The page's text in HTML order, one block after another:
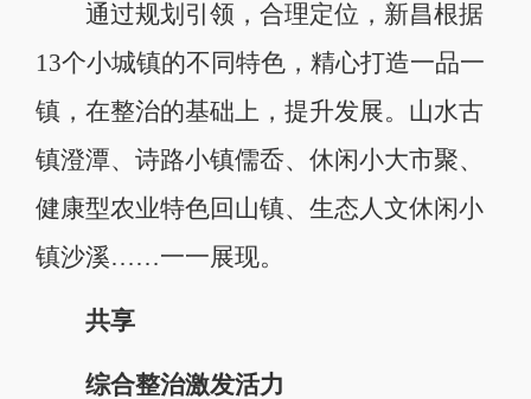
通过规划引领，合理定位，新昌根据
13个小城镇的不同特色，精心打造一品一
镇，在整治的基础上，提升发展。山水古
镇澄潭、诗路小镇儒岙、休闲小大市聚、
健康型农业特色回山镇、生态人文休闲小
镇沙溪……一一展现。
共享
综合整治激发活力